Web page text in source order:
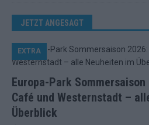
JETZT ANGESAGT
Europa-Park
Café und Westernstadt –
Überblick
EXTRA